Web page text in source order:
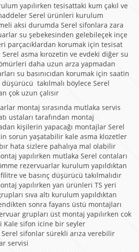
yapılırken tesisattaki kum çakıl ve
Serel ürünleri kurulum
aksi durumda Serel sifonlara zara
su şebekesinden gelebileçek inçe
parçacıklardan korumak için tesisat
asma kırozetin ve evdeki diğer su
daha uzun arza yapmadan
su basınıcıdan korumak için saatin
düşürücü takılmalı böylece Serel
çok uzun çalısır
montaj sırasında mutlaka servis
ustaları tarafından montaj
kişilerin yapacağı montajlar Serel
sorun yaşatabilir kale asma klozetler
hata sizlere pahalıya mal olabilir
yapılırken mutlaka Serel contaları
rezervuarlar kurulum yapıldıktan
ve basınç düşürücü takılmalıdır
yapılırken yan ürünleri TS yeri
sıva altı kurulum yapıldıktan
sonra fayans üstü montajları
grupları üst montaj yapılırken cok
sifon icine bir seyler
sifonlar sürekli arıza verebilir
servisi